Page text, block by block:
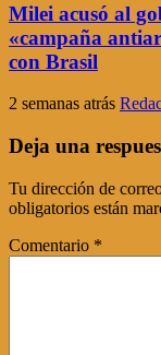
Milei acusó al
«campaña
con Brasil
2 semanas atrás
Deja una
Tu dirección de
obligatorios están
Comentario *